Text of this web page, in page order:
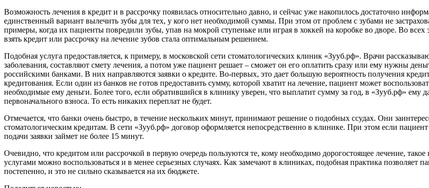
Возможность лечения в кредит и в рассрочку появилась относительно давно, и сейчас уже накопилось достаточно
единственный вариант вылечить зубы для тех, у кого нет необходимой суммы. При этом от проблем с зубами не
примеры, когда их пациенты повредили зубы, упав на мокрой ступеньке или играя в хоккей на коробке во дворе. Во
взять кредит или рассрочку на лечение зубов стала оптимальным решением.
Подобная услуга предоставляется, к примеру, в московской сети стоматологических клиник «Зууб.рф». Врачи
заболевания, составляют смету лечения, а потом уже пациент решает – сможет он его оплатить сразу или ему нужны
российскими банками. В них направляются заявки о кредите. Во-первых, это дает большую вероятность получения
кредитования. Если один из банков не готов предоставить сумму, которой хватит на лечение, пациент может
необходимые ему деньги. Более того, если обратившийся в клинику уверен, что выплатит сумму за год, в «Зууб.рф» ему
первоначального взноса. То есть никаких переплат не будет.
Отмечается, что банки очень быстро, в течение нескольких минут, принимают решение о подобных ссудах. Они
стоматологическим кредитам. В сети «Зууб.рф» договор оформляется непосредственно в клинике. При этом если пациент
подачи заявки займет не более 15 минут.
Очевидно, что кредитом или рассрочкой в первую очередь пользуются те, кому необходимо дорогостоящее лечение,
услугами можно воспользоваться и в менее серьезных случаях. Как замечают в клиниках, подобная практика позволяет
постепенно, и это не сильно сказывается на их бюджете.